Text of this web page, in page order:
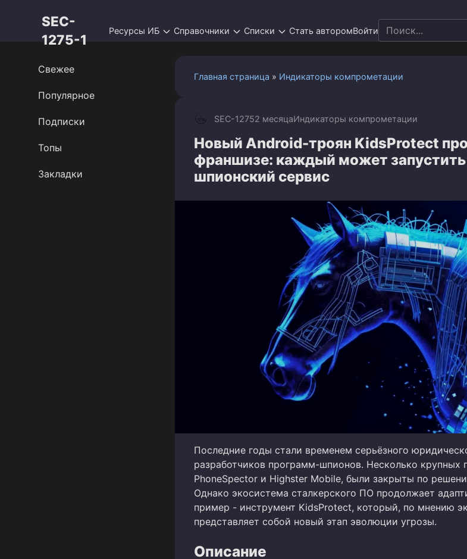
SEC-
1275-1
Ресурсы ИБ Справочники Списки Стать авторомВойти Search
for:
Главная страница » Индикаторы компрометации
SEC-12752 месяцаИндикаторы компрометации
Новый Android-троян KidsProtect
франшизе: каждый может
шпионский сервис
Последние годы стали временем серьёзного
разработчиков программ-шпионов. Несколько крупных
PhoneSpector и Highster Mobile, были закрыты по
Однако экосистема сталкерского ПО продолжает
пример - инструмент KidsProtect, который, по мнению
представляет собой новый этап эволюции угрозы.
Описание
Свежее
Популярное
Подписки
Топы
Закладки